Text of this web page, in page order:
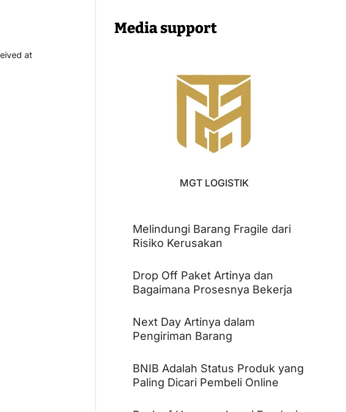
at
Media support
MGT LOGISTIK
Melindungi Barang Fragile dari
Risiko Kerusakan
Drop Off Paket Artinya dan
Bagaimana Prosesnya Bekerja
Next Day Artinya dalam
Pengiriman Barang
BNIB Adalah Status Produk yang
Paling Dicari Pembeli Online